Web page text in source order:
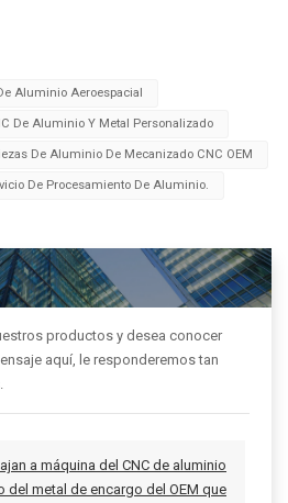
Aluminio Aeroespacial
De Aluminio Y Metal Personalizado
De Aluminio De Mecanizado CNC OEM
De Procesamiento De Aluminio.
productos y desea conocer
aquí, le responderemos tan
a máquina del CNC de aluminio
del metal de encargo del OEM que